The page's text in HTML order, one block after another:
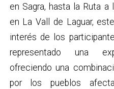
en Sagra, hasta la Ruta a
en La Vall de Laguar,
interés de los
representado una
ofreciendo una
por los pueblos